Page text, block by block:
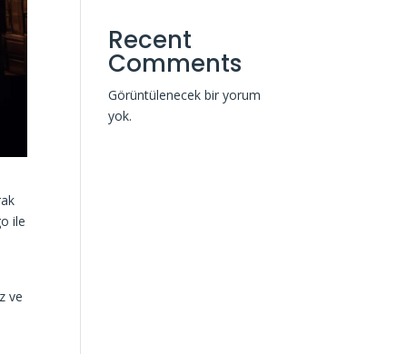
ile
ve
Recent
Comments
Görüntülenecek bir yorum
yok.